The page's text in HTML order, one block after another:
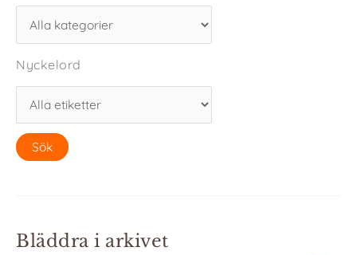
Nyckelord
Bläddra i arkivet